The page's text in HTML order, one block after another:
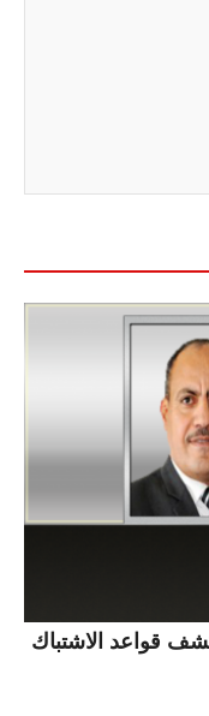
قواعد الاشتباك